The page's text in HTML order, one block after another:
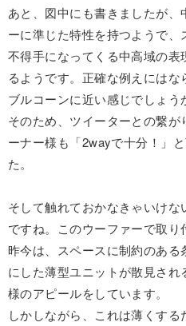
あと、図中にも書きましたが
ーに準じた特性を持つようで
不得手になってくる中高域の
るようです。正確な例えには
ブルコーンに近い感じでしょう
そのため、ツイーターとの繋
ーナー様も「2wayで十分！」
た。
そして触れておかなきゃいけ
ですね。このウーファーで取り
昨今は、スペースに制約のあ
にした薄型ユニットが散見さ
様のアピールをしています。
しかしながら、これは薄くす